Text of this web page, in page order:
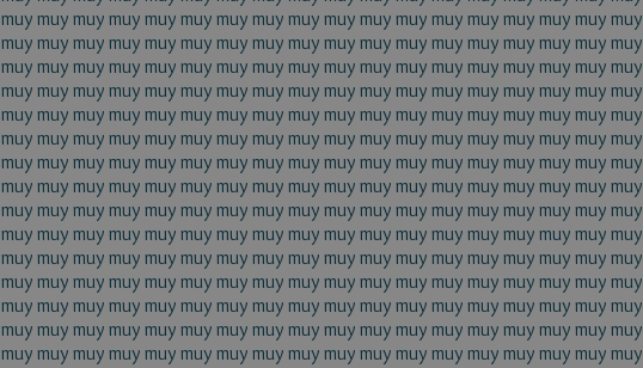
muy muy muy muy muy muy muy muy muy muy muy muy muy muy muy muy muy muy
muy muy muy muy muy muy muy muy muy muy muy muy muy muy muy muy muy muy
muy muy muy muy muy muy muy muy muy muy muy muy muy muy muy muy muy muy
muy muy muy muy muy muy muy muy muy muy muy muy muy muy muy muy muy muy
muy muy muy muy muy muy muy muy muy muy muy muy muy muy muy muy muy muy
muy muy muy muy muy muy muy muy muy muy muy muy muy muy muy muy muy muy
muy muy muy muy muy muy muy muy muy muy muy muy muy muy muy muy muy muy
muy muy muy muy muy muy muy muy muy muy muy muy muy muy muy muy muy muy
muy muy muy muy muy muy muy muy muy muy muy muy muy muy muy muy muy muy
muy muy muy muy muy muy muy muy muy muy muy muy muy muy muy muy muy muy
muy muy muy muy muy muy muy muy muy muy muy muy muy muy muy muy muy muy
muy muy muy muy muy muy muy muy muy muy muy muy muy muy muy muy muy muy
muy muy muy muy muy muy muy muy muy muy muy muy muy muy muy muy muy muy
muy muy muy muy muy muy muy muy muy muy muy muy muy muy muy muy muy muy
muy muy muy muy muy muy muy muy muy muy muy muy muy muy muy muy muy muy